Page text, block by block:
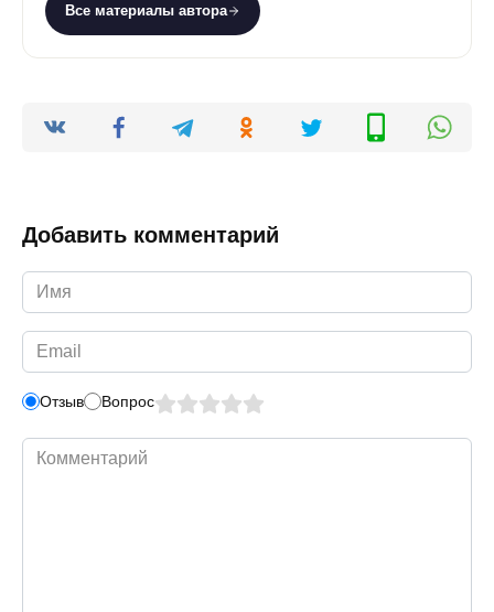
Все материалы автора
Добавить комментарий
Имя
*
Email
*
Отзыв Вопрос
Комментарий